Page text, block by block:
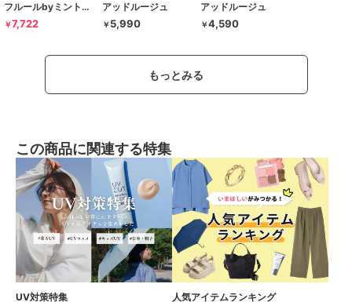
フルールbyミントブリーズ
￥7,722
アッドルージュ
￥ 5,990
アッドルージュ
￥4,590
もっとみる
この商品に関連する特集
UV対策特集 人気アイテムランキング